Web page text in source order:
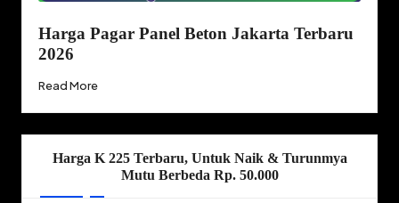
Harga Pagar Panel Beton Jakarta Terbaru
2026
Read More
Harga K 225 Terbaru, Untuk Naik & Turunmya
Mutu Berbeda Rp. 50.000